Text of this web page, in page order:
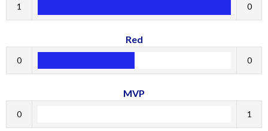
1 0
Red
0 0
MVP
0 1